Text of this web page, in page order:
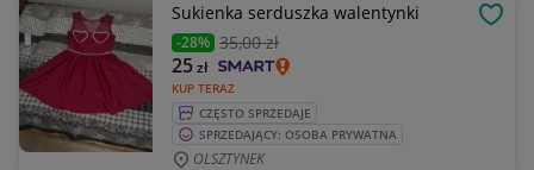
Sukienka serduszka walentynki
-28% 35,00 zł
KUP TERAZ
25zł
CZĘSTO SPRZEDAJE
SPRZEDAJĄCY: OSOBA PRYWATNA
OLSZTYNEK